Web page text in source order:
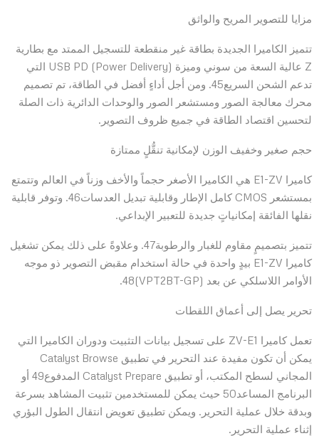
مزايا للتصوير المريح والواثق
تتميز الكاميرا الجديدة بطاقة غير منقطعة للتسجيل الممتد مع بطارية
Z عالية السعة من سوني وميزة USB PD (Power Delivery) التي
تدعم الشحن السريع45. ومن أجل أداءٍ أفضل في الطاقة، تم تصميم
محرك معالجة الصور ومستشعر الصور والوحدات الدائرية ذات الصلة
لتحسين اقتصاد الطاقة في جميع ظروف التصوير.
حجم صغير وخفيف الوزن لإمكانية تنقُّلٍ ممتازة
كاميرا E1-ZV هي الكاميرا الأصغر حجماً والأخف وزناً في العالم وتتمتع
بمستشعر CMOS كامل الإطار وقابلية تبديل العدسات46. وتوفر قابلية
نقلها الفائقة إمكانياتٍ جديدة للتعبير الإبداعي.
تتميز بتصميمٍ مقاوم للغبار والرطوبة47. وعلاوةً على ذلك يمكن تشغيل
كاميرا E1-ZV بيدٍ واحدة في حالة استخدام مقبض التصوير ذو موجه
الأوامر اللاسلكي عن بعد (VPT2BT-GP)48.
تحرير يصل إلى أعماق اللقطات
تعمل كاميرا ZV-E1 على تسجيل بيانات التثبيت ودوران الكاميرا التي
يمكن أن تكون مفيدة عند التحرير في تطبيق Catalyst Browse
المجاني لسطح المكتب، أو تطبيق Catalyst Prepare المدفوع49 أو
البرنامج المساعد50 حيث يمكن للمستخدمين تثبيت المشاهد بسرعة
وبدقة خلال عملية التحرير. ويمكن تطبيق تعويض انتقال الطول البؤري
إثناء عملية التحرير.